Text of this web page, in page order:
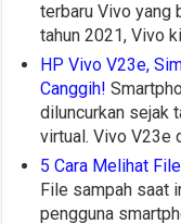
terbaru Vivo yang
tahun 2021, Vivo
HP Vivo V23e,
Canggih!
diluncurkan sejak
virtual. Vivo V23e
5 Cara Melihat
File sampah saat
pengguna